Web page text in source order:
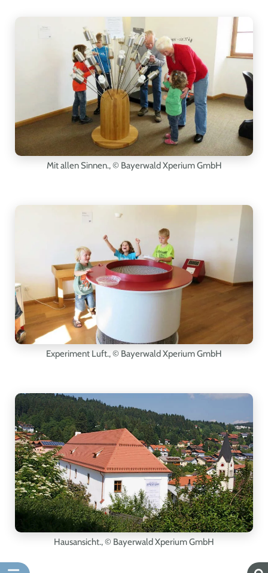
Mit allen Sinnen.,© Bayerwald Xperium GmbH
Experiment Luft.,© Bayerwald Xperium GmbH
Hausansicht.,© Bayerwald Xperium GmbH